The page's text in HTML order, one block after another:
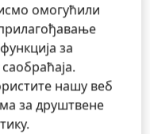
омогућили
за
нашу веб
за друштвене